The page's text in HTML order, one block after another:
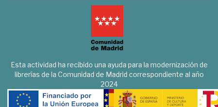
Esta actividad ha recibido una ayuda para la modernización de
librerías de la Comunidad de Madrid correspondiente al año
2024